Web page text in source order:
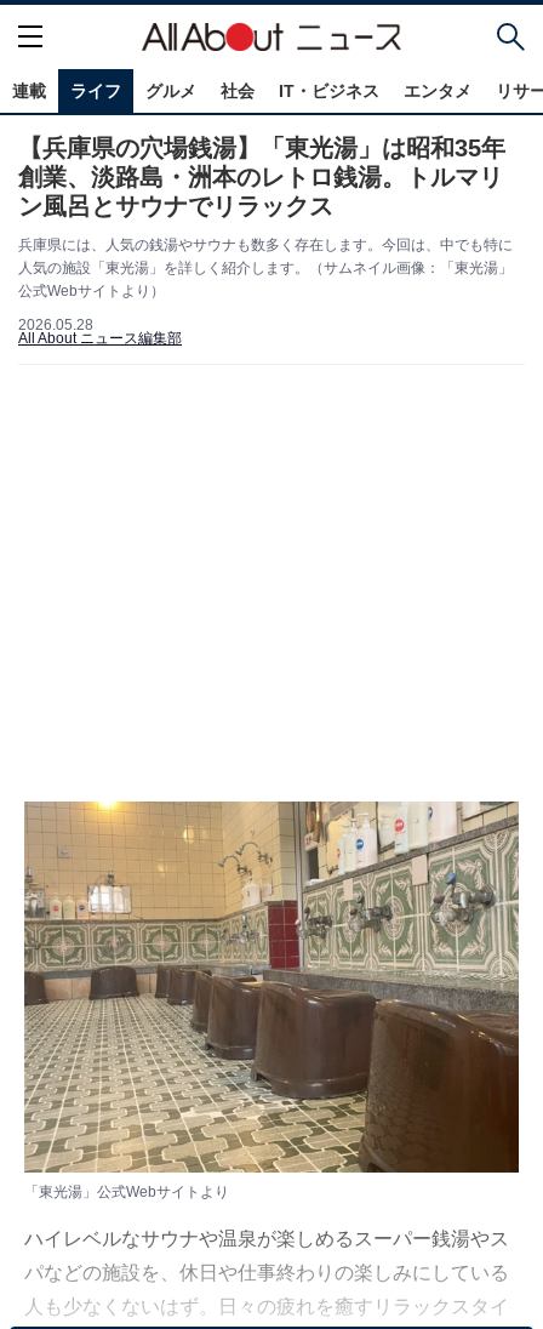
連載 ライフ グルメ 社会 IT・ビジネス エンタメ リサ
【兵庫県の穴場銭湯】「東光湯」は昭和35年
創業、淡路島・洲本のレトロ銭湯。トルマリ
ン風呂とサウナでリラックス
兵庫県には、人気の銭湯やサウナも数多く存在します。今回は、中でも特に
人気の施設「東光湯」を詳しく紹介します。（サムネイル画像：「東光湯」
公式Webサイトより）
2026.05.28
All About ニュース編集部
「東光湯」公式Webサイトより
ハイレベルなサウナや温泉が楽しめるスーパー銭湯やス
パなどの施設を、休日や仕事終わりの楽しみにしている
人も少なくないはず。日々の疲れを癒すリラックスタイ